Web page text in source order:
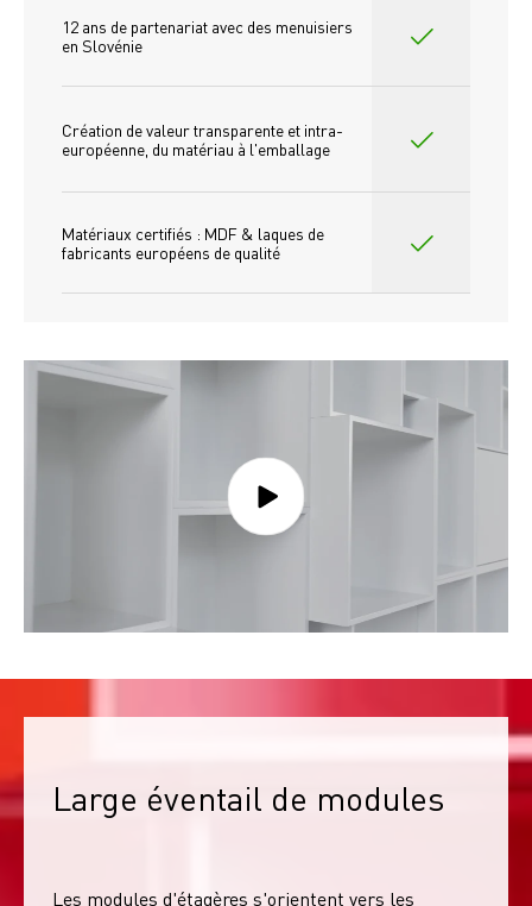
12 ans de partenariat avec des menuisiers
en Slovénie
Création de valeur transparente et intra-
européenne, du matériau à l'emballage
Matériaux certifiés : MDF & laques de
fabricants européens de qualité
Large éventail de modules
Les modules d'étagères s'orientent vers les